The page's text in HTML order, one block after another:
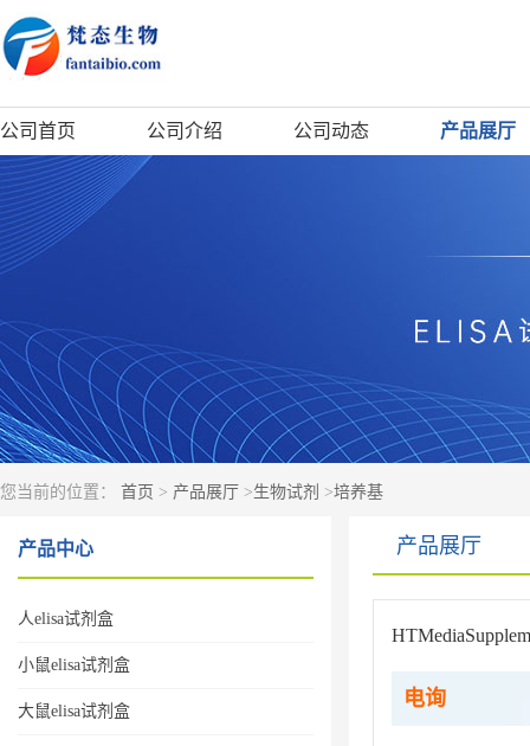
公司首页 公司介绍 公司动态 产品展厅
您当前的位置： 首页 > 产品展厅 >生物试剂 >培养基
产品中心
人elisa试剂盒
小鼠elisa试剂盒
大鼠elisa试剂盒
产品展厅
电询